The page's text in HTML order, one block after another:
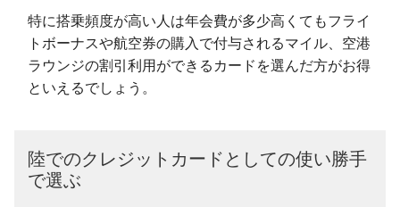
特に搭乗頻度が高い人は年会費が多少高くてもフライ
トボーナスや航空券の購入で付与されるマイル、空港
ラウンジの割引利用ができるカードを選んだ方がお得
といえるでしょう。
陸でのクレジットカードとしての使い勝手
で選ぶ